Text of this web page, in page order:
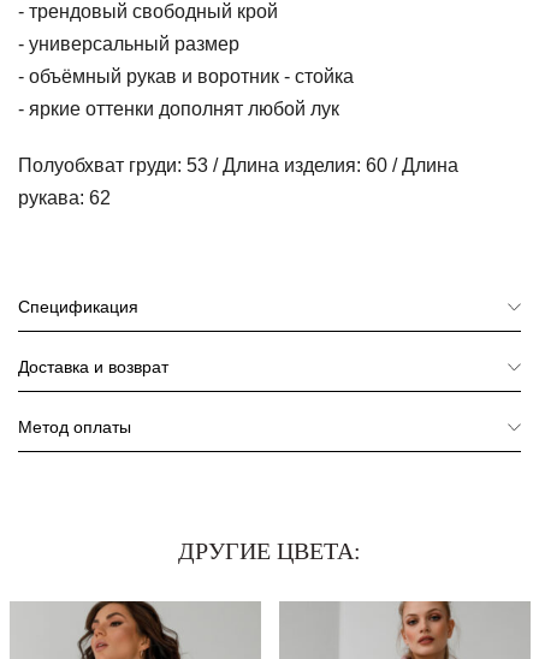
Пижамы
- трендовый свободный крой
- универсальный размер
- объёмный рукав и воротник - стойка
- яркие оттенки дополнят любой лук
Полуобхват груди: 53 / Длина изделия: 60 / Длина
рукава: 62
Спецификация
Доставка и возврат
Метод оплаты
ДРУГИЕ ЦВЕТА: